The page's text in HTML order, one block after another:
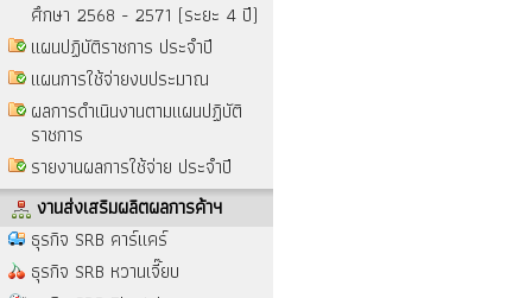
ศึกษา 2568 - 2571 (ระยะ 4 ปี)
แผนปฏิบัติราชการ ประจำปี
แผนการใช้จ่ายงบประมาณ
ผลการดำเนินงานตามแผนปฏิบัติ
ราชการ
รายงานผลการใช้จ่าย ประจำปี
งานส่งเสริมผลิตผลการค้าฯ
ธุรกิจ SRB คาร์แคร์
ธุรกิจ SRB หวานเจี๊ยบ